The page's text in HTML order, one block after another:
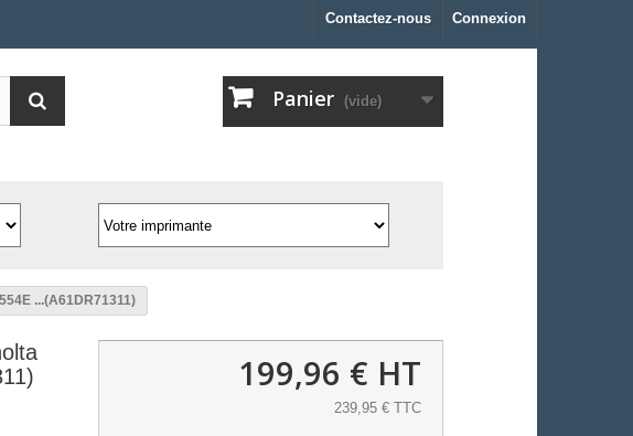
Connexion
Contactez-nous
Panier (vide)
...(A61DR71311)
199,96 € HT
239,95 € TTC